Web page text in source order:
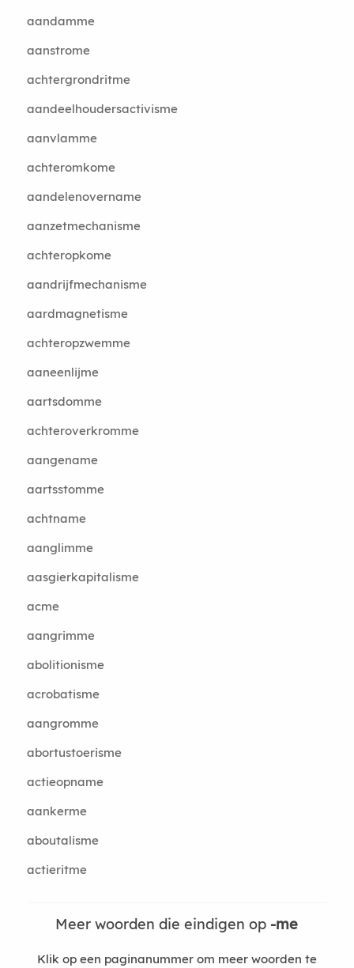
aandamme
aanstrome
achtergrondritme
aandeelhoudersactivisme
aanvlamme
achteromkome
aandelenovername
aanzetmechanisme
achteropkome
aandrijfmechanisme
aardmagnetisme
achteropzwemme
aaneenlijme
aartsdomme
achteroverkromme
aangename
aartsstomme
achtname
aanglimme
aasgierkapitalisme
acme
aangrimme
abolitionisme
acrobatisme
aangromme
abortustoerisme
actieopname
aankerme
aboutalisme
actieritme
Meer woorden die eindigen op -me
Klik op een paginanummer om meer woorden te